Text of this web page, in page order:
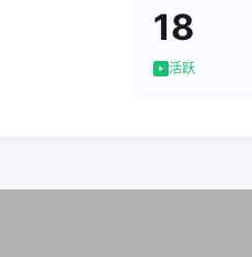
18
活跃